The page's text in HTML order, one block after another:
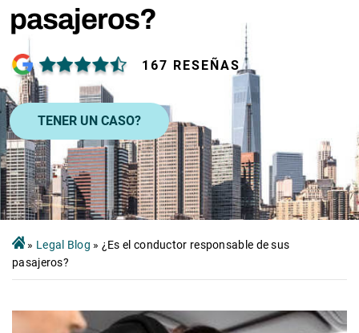
pasajeros?
167 RESEÑAS
TENER UN CASO?
» Legal Blog » ¿Es el conductor responsable de sus
pasajeros?